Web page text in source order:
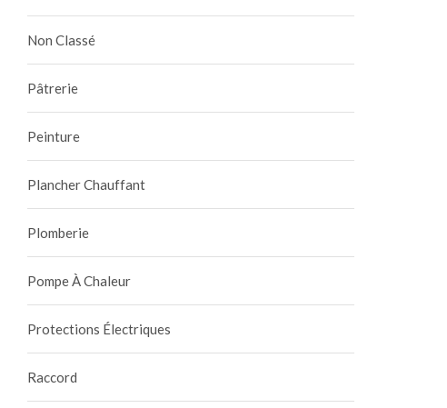
Non Classé
Pâtrerie
Peinture
Plancher Chauffant
Plomberie
Pompe À Chaleur
Protections Électriques
Raccord